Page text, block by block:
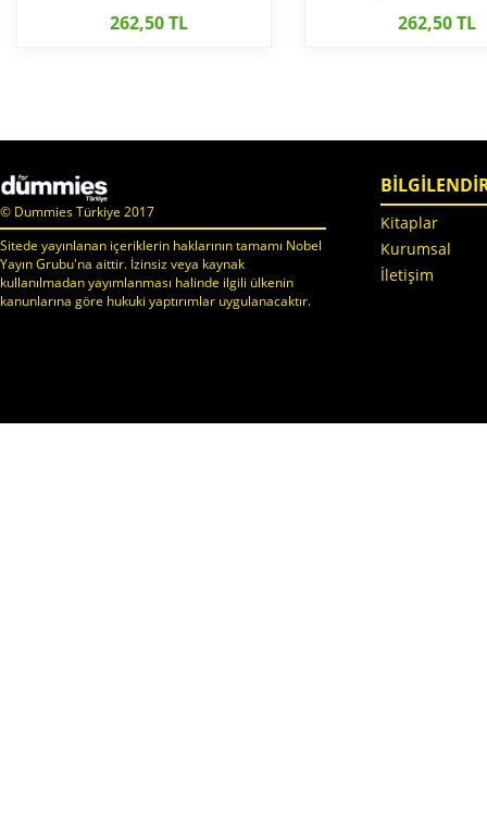
262,50 TL 262,50 TL
© Dummies Türkiye 2017
Sitede yayınlanan içeriklerin haklarının tamamı Nobel
Yayın Grubu'na aittir. İzinsiz veya kaynak
kullanılmadan yayımlanması halinde ilgili ülkenin
kanunlarına göre hukuki yaptırımlar uygulanacaktır.
Kitaplar
Kurumsal
İletişim